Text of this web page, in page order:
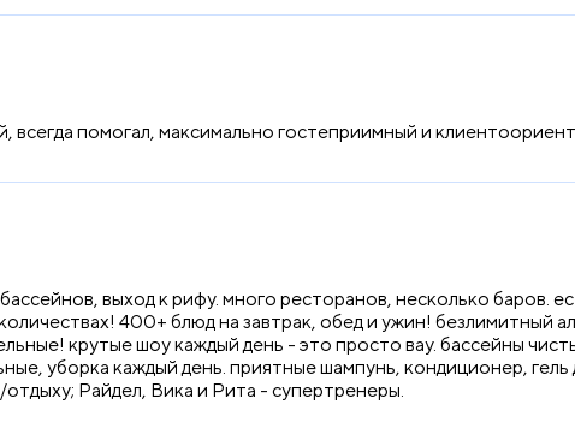
всегда помогал, максимально гостеприимный и
выход к рифу. много ресторанов, несколько баров.
400+ блюд на завтрак, обед и ужин! безлимитный
крутые шоу каждый день - это просто вау. бассейны
уборка каждый день. приятные шампунь, кондиционер, гель
Райдел, Вика и Рита - супертренеры.